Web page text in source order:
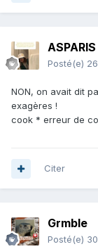
ASPARIS
Posté(e)
NON, on avait dit
exagères !
cook * erreur de
Citer
Grmble
Posté(e)